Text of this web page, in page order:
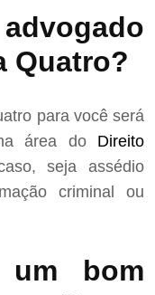
Quatro?
para você será
área do Direito
seja assédio
criminal ou
um bom